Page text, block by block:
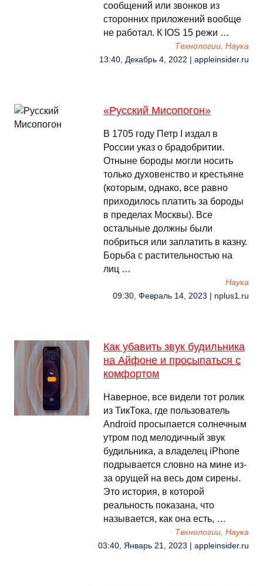
сообщений или звонков из
сторонних приложений вообще
не работал. К IOS 15 режи …
Технологии, Наука
13:40, Декабрь 4, 2022 | appleinsider.ru
«Русский Мисопогон»
В 1705 году Петр I издал в
России указ о брадобритии.
Отныне бороды могли носить
только духовенство и крестьяне
(которым, однако, все равно
приходилось платить за бороды
в пределах Москвы). Все
остальные должны были
побриться или заплатить в казну.
Борьба с растительностью на
лиц …
Наука
09:30, Февраль 14, 2023 | nplus1.ru
Как убавить звук будильника
на Айфоне и просыпаться с
комфортом
Наверное, все видели тот ролик
из ТикТока, где пользователь
Android просыпается солнечным
утром под мелодичный звук
будильника, а владелец iPhone
подрывается словно на мине из-
за орущей на весь дом сирены.
Это история, в которой
реальность показана, что
называется, как она есть, …
Технологии, Наука
03:40, Январь 21, 2023 | appleinsider.ru